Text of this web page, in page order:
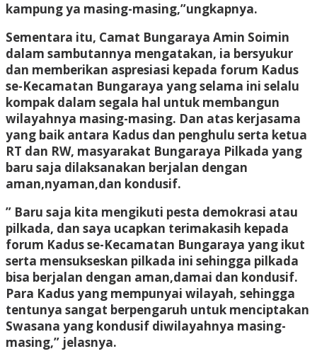
kampung ya masing-masing,”ungkapnya.
Sementara itu, Camat Bungaraya Amin Soimin
dalam sambutannya mengatakan, ia bersyukur
dan memberikan aspresiasi kepada forum Kadus
se-Kecamatan Bungaraya yang selama ini selalu
kompak dalam segala hal untuk membangun
wilayahnya masing-masing. Dan atas kerjasama
yang baik antara Kadus dan penghulu serta ketua
RT dan RW, masyarakat Bungaraya Pilkada yang
baru saja dilaksanakan berjalan dengan
aman,nyaman,dan kondusif.
” Baru saja kita mengikuti pesta demokrasi atau
pilkada, dan saya ucapkan terimakasih kepada
forum Kadus se-Kecamatan Bungaraya yang ikut
serta mensukseskan pilkada ini sehingga pilkada
bisa berjalan dengan aman,damai dan kondusif.
Para Kadus yang mempunyai wilayah, sehingga
tentunya sangat berpengaruh untuk menciptakan
Swasana yang kondusif diwilayahnya masing-
masing,” jelasnya.